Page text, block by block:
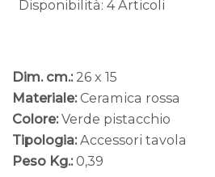
Disponibilità: 4 Articoli
Dim. cm.: 26 x 15
Materiale: Ceramica rossa
Colore: Verde pistacchio
Tipologia: Accessori tavola
Peso Kg.: 0,39